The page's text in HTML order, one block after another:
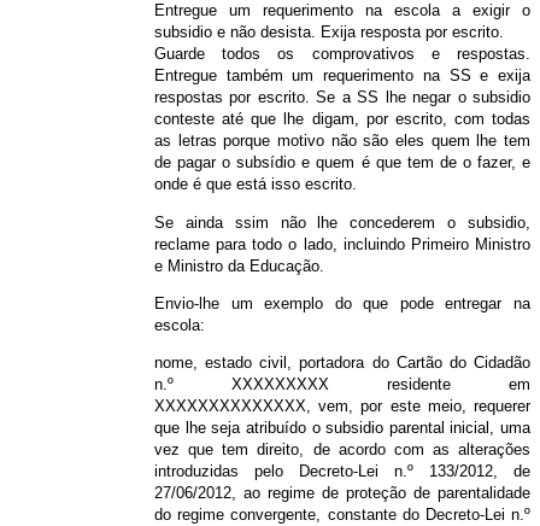
Entregue um requerimento na escola a exigir o
subsidio e não desista. Exija resposta por escrito.
Guarde todos os comprovativos e respostas.
Entregue também um requerimento na SS e exija
respostas por escrito. Se a SS lhe negar o subsidio
conteste até que lhe digam, por escrito, com todas
as letras porque motivo não são eles quem lhe tem
de pagar o subsídio e quem é que tem de o fazer, e
onde é que está isso escrito.
Se ainda ssim não lhe concederem o subsidio,
reclame para todo o lado, incluindo Primeiro Ministro
e Ministro da Educação.
Envio-lhe um exemplo do que pode entregar na
escola:
nome, estado civil, portadora do Cartão do Cidadão
n.º XXXXXXXXX residente em
XXXXXXXXXXXXXX, vem, por este meio, requerer
que lhe seja atribuído o subsidio parental inicial, uma
vez que tem direito, de acordo com as alterações
introduzidas pelo Decreto-Lei n.º 133/2012, de
27/06/2012, ao regime de proteção de parentalidade
do regime convergente, constante do Decreto-Lei n.º